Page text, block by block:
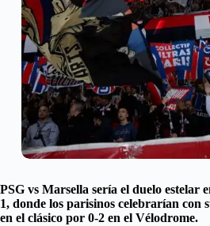
PSG vs Marsella sería el duelo estelar
1, donde los parisinos celebrarían con
en el clásico por 0-2 en el Vélodrome.